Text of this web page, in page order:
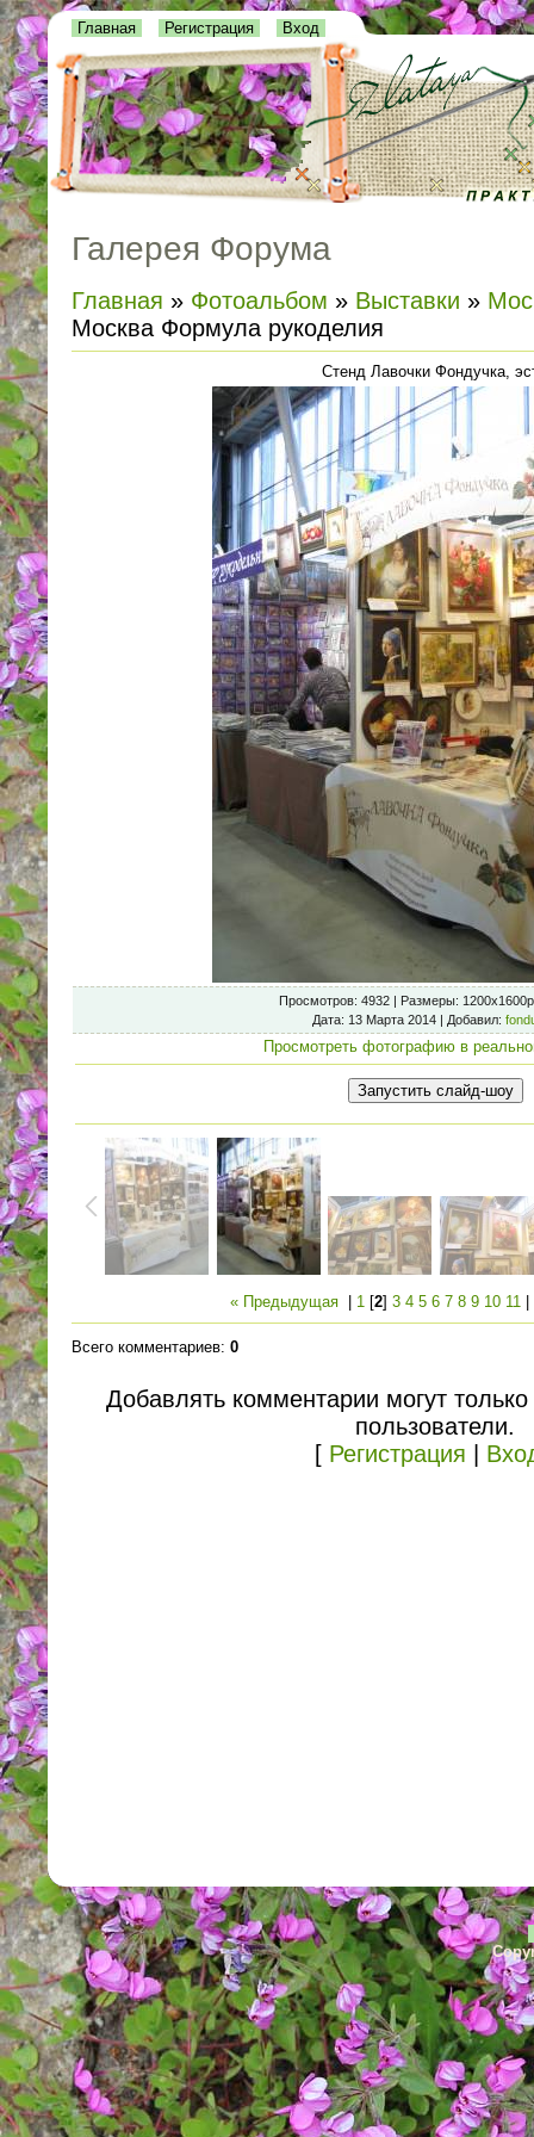
Главная Регистрация Вход
Галерея Форума
Главная » Фотоальбом » Выставки »
Москва Формула рукоделия
Стенд Лавочки Фондучка,
Просмотров: 4932 | Размеры:
Дата: 13 Марта 2014 | Добавил:
Просмотреть фотографию в
« Предыдущая 1 [2] 3 4 5 6 7 8 9 10 11
Всего комментариев: 0
Добавлять комментарии могут
пользователи.
[ Регистрация